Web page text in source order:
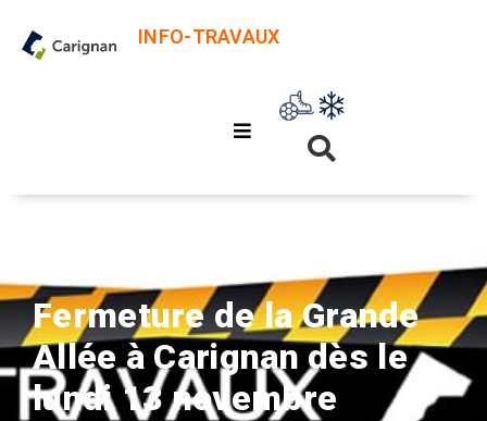
INFO-TRAVAUX
Fermeture de la Grande
Allée à Carignan dès le
lundi 13 novembre